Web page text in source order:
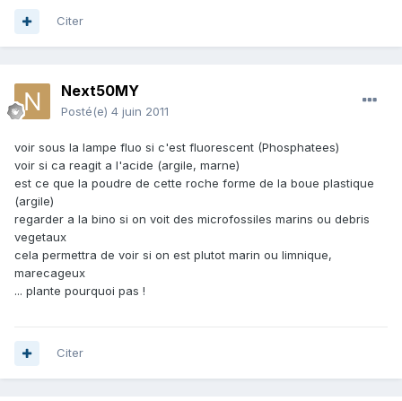
Citer
Next50MY
Posté(e) 4 juin 2011
voir sous la lampe fluo si c'est fluorescent (Phosphatees)
voir si ca reagit a l'acide (argile, marne)
est ce que la poudre de cette roche forme de la boue plastique
(argile)
regarder a la bino si on voit des microfossiles marins ou debris
vegetaux
cela permettra de voir si on est plutot marin ou limnique,
marecageux
... plante pourquoi pas !
Citer